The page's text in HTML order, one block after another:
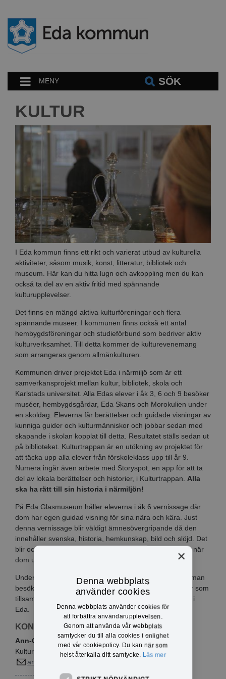
MENY SÖK
KULTUR
I Eda kommun finns ett rikt och varierat utbud av kulturella
aktiviteter, såsom musik, konst, litteratur, bibliotek och
museum. Här kan du hitta lugn och avkoppling men du kan
också ta del av en aktiv fritid med spännande
kulturupplevelser.
Det finns en mängd aktiva kulturföreningar och flera
spännande museer. I kommunen finns också ett antal
hembygdsföreningar och studieförbund som bedriver aktiv
kulturverksamhet. Till detta kommer de kulturevenemang
som arrangeras genom allmänkulturen.
Kommunen driver projektet Eda i närmiljö som är ett
samverkansprojekt mellan kultur, bibliotek, skola och
Karlstads universitet. Alla Edas elever i åk 3, 6 och 9 besöker
muséer, hembygdsgårdar, Eda Skans och Morokulien under
en skoldag. Eleverna får berättelser och guidade visningar av
kunniga guider och kulturmänniskor och jobbar sedan med
skapande i skolan kopplat till detta. Resultatet ställs sedan ut
på biblioteket. Kulturtrappan är en utökning av projektet för
att täcka upp alla elever från förskoleklass upp till år 9.
Numera ingår även arbete med Storyspot, en app för att ta
del av lokala berättelser och historier, i Kulturtrappan. Alla
ska ha rätt till sin historia i närmiljön!
På Eda Glasmuseum håller eleverna i åk 6 vernissage där
dom har egen guidad visning för sina nära och kära. Just
denna vernissage blir väldigt ämnesövergripande då den
innehåller svenska, historia, hemkunskap, bild och slöjd. Det
blir också samverkan med Eda Kommunala musikskola när
dom underhåller på vernissagen.
Under sommarmånaderna arrangeras kulturjakten där man
besöker olika kulturplatser. På platserna finns bokstäver som
tillsammanns bildar en mening som kopplas till kulturen i
Eda.
KONTAKTINFO
Ann-Christin Axelsson
Kultursamordnare
ann-christin.axelsson@eda.se
×
Denna webbplats
använder cookies
Denna webbplats använder cookies för
att förbättra användarupplevelsen.
Genom att använda vår webbplats
samtycker du till alla cookies i enlighet
med vår cookiepolicy. Du kan när som
helst återkalla ditt samtycke. Läs mer